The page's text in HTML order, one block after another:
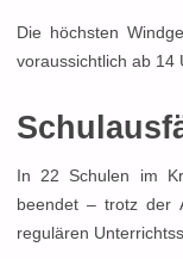
Die höchsten
voraussichtlich ab 14
In 22 Schulen im
beendet – trotz der
regulären